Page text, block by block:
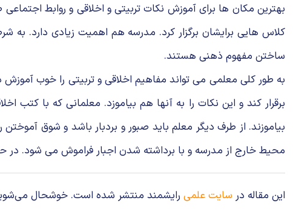
بهترین مكان ها براى آموزش نكات تربیتى و اخلاقى و روابط
كلاس هایى برایشان برگزار كرد. مدرسه هم اهمیت زیادى دارد.
ساختن مفهوم ذهنى هستند.
به طور كلى معلمى مى تواند مفاهیم اخلاقى و تربیتى را خوب
برقرار كند و این نكات را به آنها هم بیاموزد. معلمانى كه با كتب
بیاموزند. از طرف دیگر معلم باید صبور و بردبار باشد و شوق
محیط خارج از مدرسه و با برداشته شدن اجبار فراموش مى شود. در
این مقاله در سایت علمی رایشمند منتشر شده است. خوشحال می‌شویم